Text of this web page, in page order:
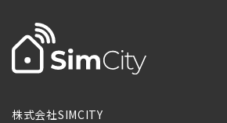
株式会社SIMCITY